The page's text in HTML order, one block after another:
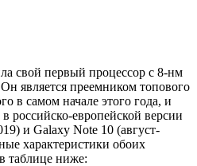
свой первый процессор с 8-нм
является преемником топового
в самом начале этого года, и
российско-европейской версии
и Galaxy Note 10 (август-
характеристики обоих
таблице ниже: